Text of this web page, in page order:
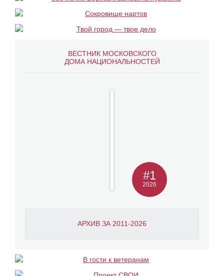
ВЕСТНИК МОСКОВСКОГО
ДОМА НАЦИОНАЛЬНОСТЕЙ
АРХИВ ЗА 2011-2026
#1
2026